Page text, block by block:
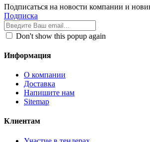
Подписаться на новости компании и
Подписка
Don't show this popup again
Информация
О компании
Доставка
Напишите нам
Sitemap
Клиентам